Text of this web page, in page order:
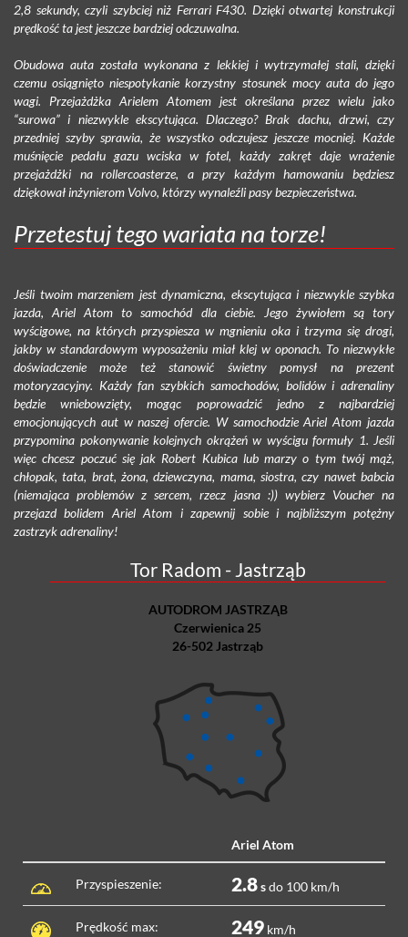
2,8 sekundy, czyli szybciej niż Ferrari F430. Dzięki otwartej konstrukcji
prędkość ta jest jeszcze bardziej odczuwalna.
Obudowa auta została wykonana z lekkiej i wytrzymałej stali, dzięki
czemu osiągnięto niespotykanie korzystny stosunek mocy auta do jego
wagi. Przejażdżka Arielem Atomem jest określana przez wielu jako
“surowa” i niezwykle ekscytująca. Dlaczego? Brak dachu, drzwi, czy
przedniej szyby sprawia, że wszystko odczujesz jeszcze mocniej. Każde
muśnięcie pedału gazu wciska w fotel, każdy zakręt daje wrażenie
przejażdżki na rollercoasterze, a przy każdym hamowaniu będziesz
dziękował inżynierom Volvo, którzy wynaleźli pasy bezpieczeństwa.
Przetestuj tego wariata na torze!
Jeśli twoim marzeniem jest dynamiczna, ekscytująca i niezwykle szybka
jazda, Ariel Atom to samochód dla ciebie. Jego żywiołem są tory
wyścigowe, na których przyspiesza w mgnieniu oka i trzyma się drogi,
jakby w standardowym wyposażeniu miał klej w oponach. To niezwykłe
doświadczenie może też stanowić świetny pomysł na prezent
motoryzacyjny. Każdy fan szybkich samochodów, bolidów i adrenaliny
będzie wniebowzięty, mogąc poprowadzić jedno z najbardziej
emocjonujących aut w naszej ofercie. W samochodzie Ariel Atom jazda
przypomina pokonywanie kolejnych okrążeń w wyścigu formuły 1. Jeśli
więc chcesz poczuć się jak Robert Kubica lub marzy o tym twój mąż,
chłopak, tata, brat, żona, dziewczyna, mama, siostra, czy nawet babcia
(niemająca problemów z sercem, rzecz jasna :)) wybierz Voucher na
przejazd bolidem Ariel Atom i zapewnij sobie i najbliższym potężny
zastrzyk adrenaliny!
Tor Radom - Jastrząb
AUTODROM JASTRZĄB
Czerwienica 25
26-502 Jastrząb
Ariel Atom
Przyspieszenie: 2.8sdo 100 km/h
Prędkość max: 249 km/h